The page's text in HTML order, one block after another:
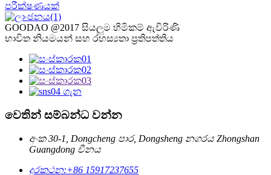
පරීක්ෂණයක්
GOODAO @2017 සියලුම හිමිකම් ඇවිරිණි
භාවිත නියමයන් සහ රහස්‍යතා ප්‍රතිපත්තිය
වෙතින් සම්බන්ධ වන්න
අංක 30-1, Dongcheng පාර, Dongsheng නගරය Zhongshan
Guangdong චීනය
දුරකථන:+86 15917237655